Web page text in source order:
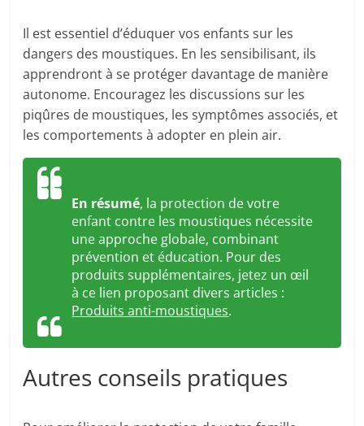
Il est essentiel d’éduquer vos enfants sur les
dangers des moustiques. En les sensibilisant, ils
apprendront à se protéger davantage de manière
autonome. Encouragez les discussions sur les
piqûres de moustiques, les symptômes associés, et
les comportements à adopter en plein air.
En résumé, la protection de votre
enfant contre les moustiques nécessite
une approche globale, combinant
prévention et éducation. Pour des
produits supplémentaires, jetez un œil
à ce lien proposant divers articles :
Produits anti-moustiques.
Autres conseils pratiques